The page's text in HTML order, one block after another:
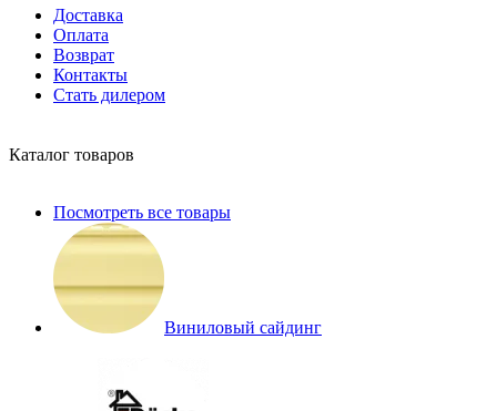
Доставка
Оплата
Возврат
Контакты
Стать дилером
Каталог товаров
Посмотреть все товары
Виниловый сайдинг